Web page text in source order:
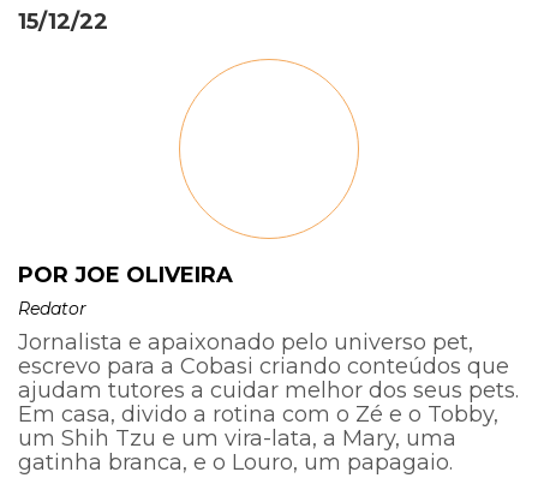
15/12/22
POR JOE OLIVEIRA
Redator
Jornalista e apaixonado pelo universo pet,
escrevo para a Cobasi criando conteúdos que
ajudam tutores a cuidar melhor dos seus pets.
Em casa, divido a rotina com o Zé e o Tobby,
um Shih Tzu e um vira-lata, a Mary, uma
gatinha branca, e o Louro, um papagaio.